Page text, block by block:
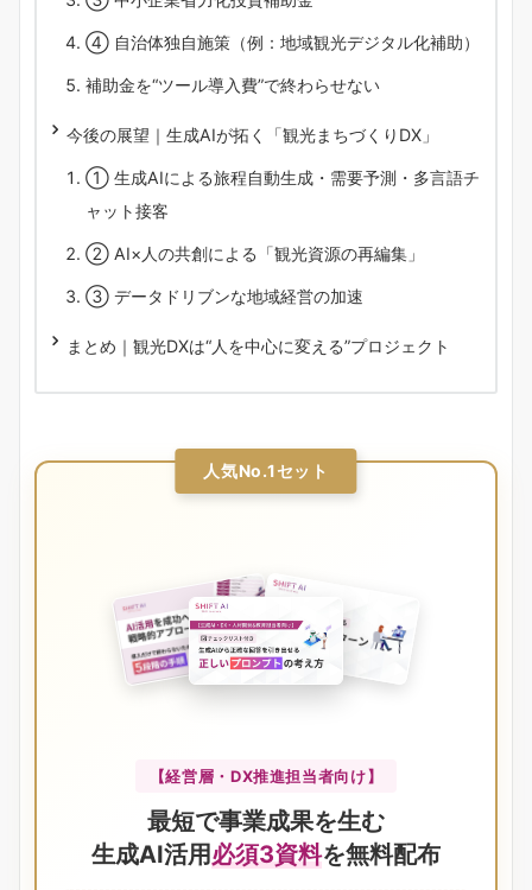
④ 自治体独自施策（例：地域観光デジタル化補助）
補助金を“ツール導入費”で終わらせない
今後の展望｜生成AIが拓く「観光まちづくりDX」
① 生成AIによる旅程自動生成・需要予測・多言語チ
ャット接客
② AI×人の共創による「観光資源の再編集」
③ データドリブンな地域経営の加速
まとめ｜観光DXは“人を中心に変える”プロジェクト
人気No.1セット
【経営層・DX推進担当者向け】
最短で事業成果を生む
生成AI活用必須3資料を無料配布